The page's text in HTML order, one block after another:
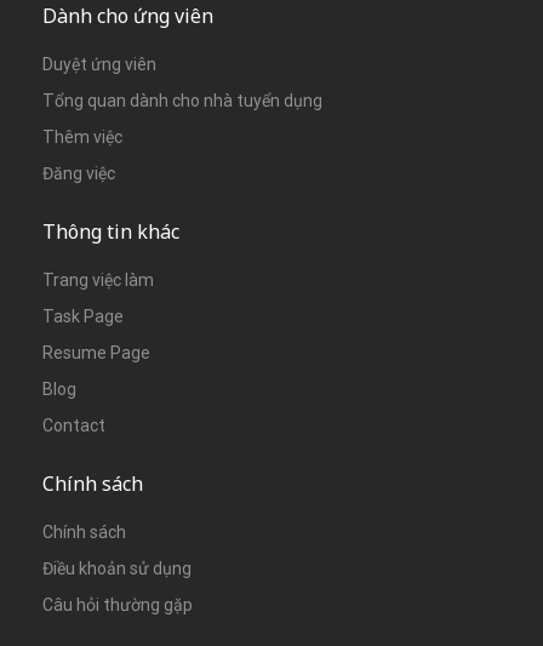
Dành cho ứng viên
Duyệt ứng viên
Tổng quan dành cho nhà tuyển dụng
Thêm việc
Đăng việc
Thông tin khác
Trang việc làm
Task Page
Resume Page
Blog
Contact
Chính sách
Chính sách
Điều khoản sử dụng
Câu hỏi thường gặp